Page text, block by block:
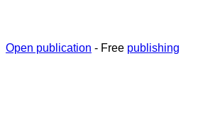
Open publication - Free publishing